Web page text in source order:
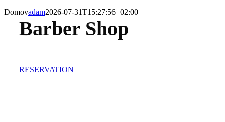
Domovadam2026-07-31T15:27:56+02:00
Barber Shop
RESERVATION